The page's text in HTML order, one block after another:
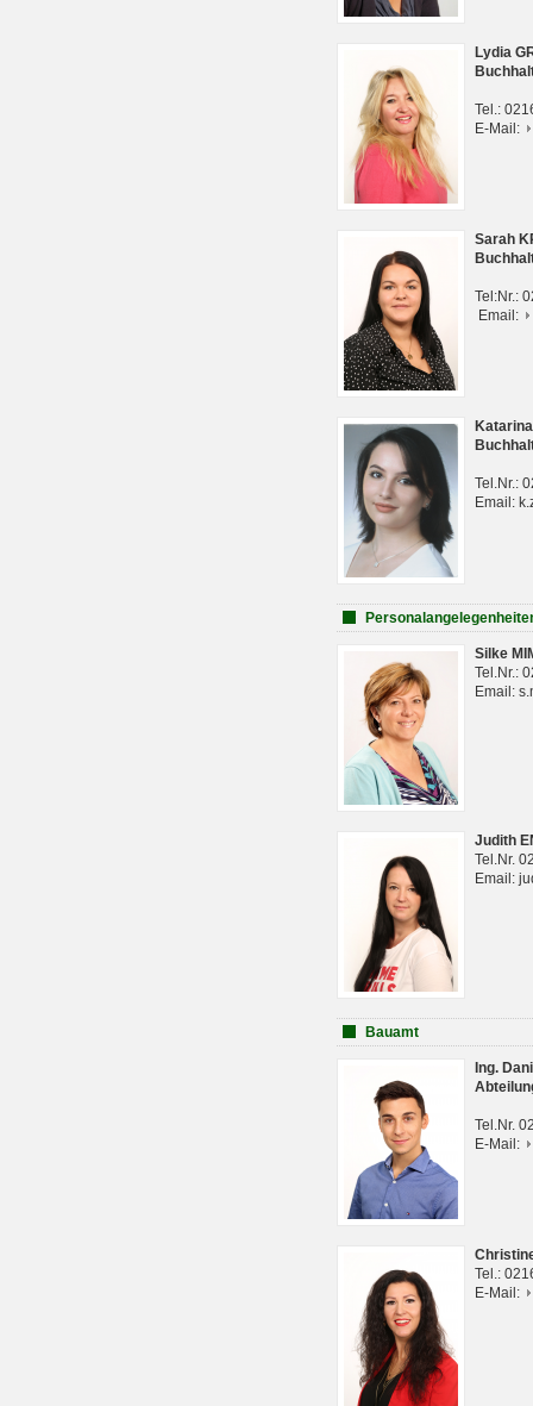
Lydia
Tel.:
E-Mail:
Sarah
Tel:Nr.:
Email:
Tel.Nr.:
Email:
Silke
Tel.Nr.:
Email:
Judith
Tel.Nr.
Email:
Bauamt
Ing.
Tel.Nr.
E-Mail:
Tel.:
E-Mail: